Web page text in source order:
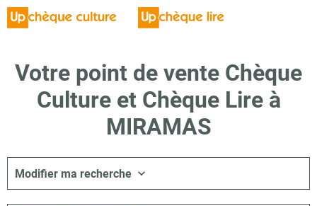
Votre point de vente Chèque
Culture et Chèque Lire à
MIRAMAS
Modifier ma recherche